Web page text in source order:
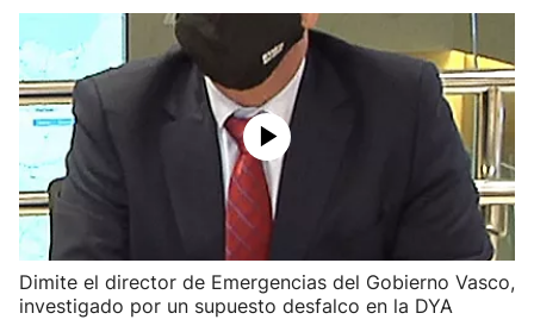
Dimite el director de Emergencias del Gobierno Vasco,
investigado por un supuesto desfalco en la DYA